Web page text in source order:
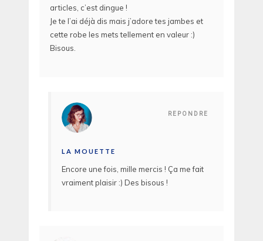
articles, c’est dingue !
Je te l’ai déjà dis mais j’adore tes jambes et
cette robe les mets tellement en valeur :)
Bisous.
REPONDRE
LA MOUETTE
Encore une fois, mille mercis ! Ça me fait
vraiment plaisir :) Des bisous !